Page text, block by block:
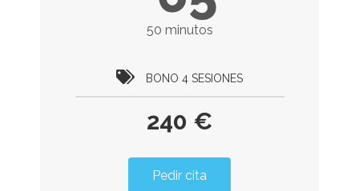
50 minutos
BONO 4 SESIONES
240 €
Pedir cita